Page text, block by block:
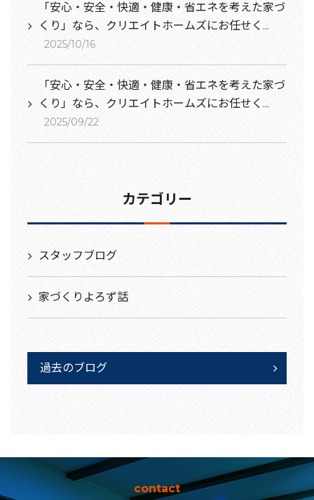
「安心・安全・快適・健康・省エネを考えた家づ
くり」なら、クリエイトホームズにお任せく...
2025/10/16
「安心・安全・快適・健康・省エネを考えた家づ
くり」なら、クリエイトホームズにお任せく...
2025/09/22
カテゴリー
スタッフブログ
家づくりよろず話
過去のブログ
contact